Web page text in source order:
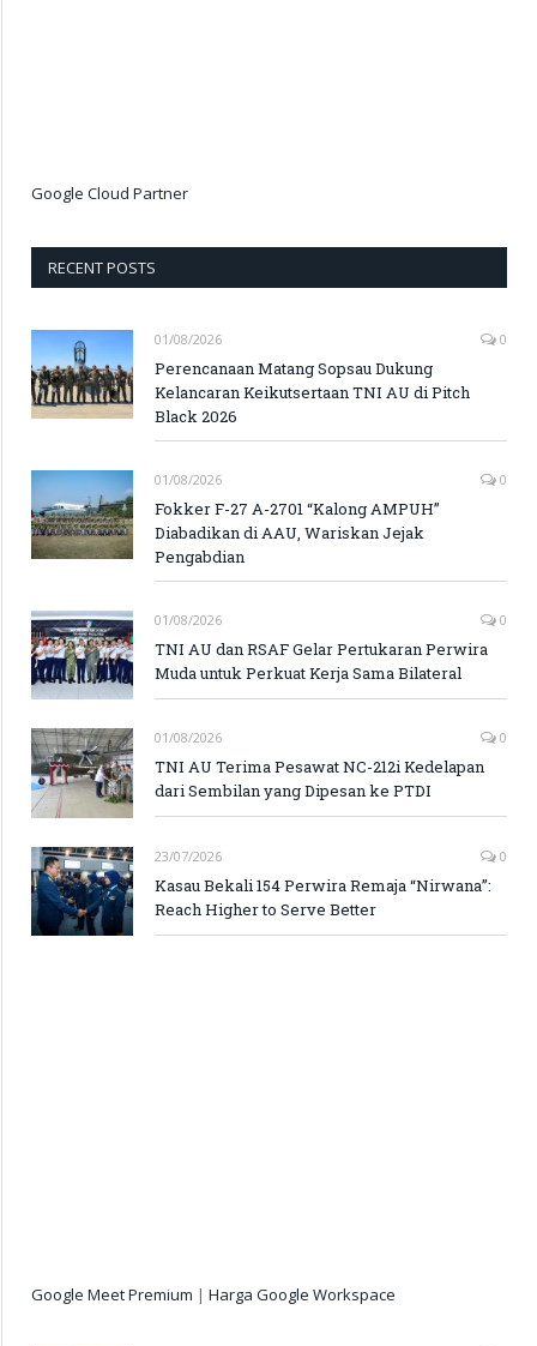
Google Cloud Partner
RECENT POSTS
01/08/2026 0
Perencanaan Matang Sopsau Dukung
Kelancaran Keikutsertaan TNI AU di Pitch
Black 2026
01/08/2026 0
Fokker F-27 A-2701 “Kalong AMPUH”
Diabadikan di AAU, Wariskan Jejak
Pengabdian
01/08/2026 0
TNI AU dan RSAF Gelar Pertukaran Perwira
Muda untuk Perkuat Kerja Sama Bilateral
01/08/2026 0
TNI AU Terima Pesawat NC-212i Kedelapan
dari Sembilan yang Dipesan ke PTDI
23/07/2026 0
Kasau Bekali 154 Perwira Remaja “Nirwana”:
Reach Higher to Serve Better
Google Meet Premium | Harga Google Workspace